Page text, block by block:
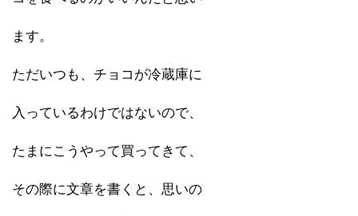
ます。
ただいつも、チョコが冷蔵庫に
入っているわけではないので、
たまにこうやって買ってきて、
その際に文章を書くと、思いの